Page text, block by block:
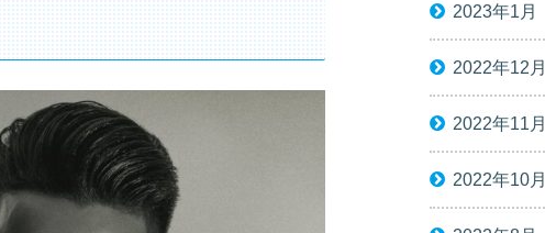
2023年1月
2022年12月
2022年11月
2022年10月